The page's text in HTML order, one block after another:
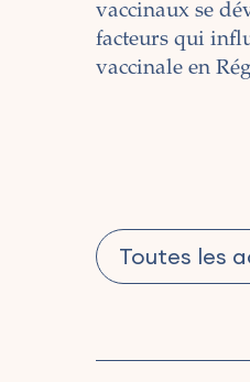
vaccinaux se
facteurs qui
vaccinale en
Toutes les